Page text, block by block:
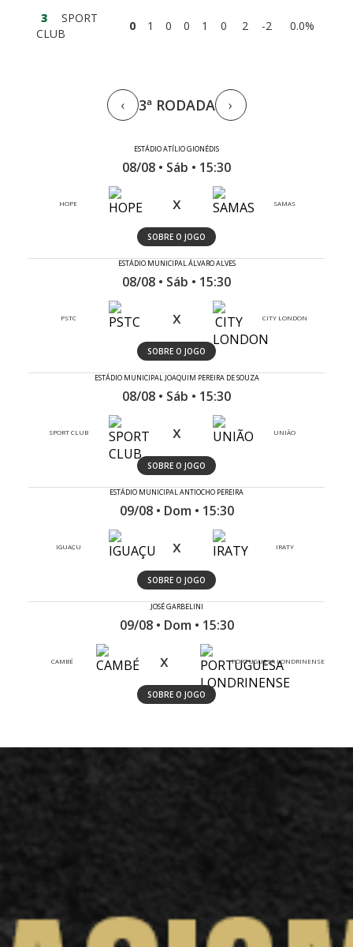
3
SPORT
CLUB
0 1 0 0 1 0 2 -2 0.0%
‹ 3ª RODADA ›
ESTÁDIO ATÍLIO GIONÉDIS
08/08 • Sáb • 15:30
HOPE x SAMAS
SOBRE O JOGO
ESTÁDIO MUNICIPAL ÁLVARO ALVES
08/08 • Sáb • 15:30
PSTC x CITY LONDON
SOBRE O JOGO
ESTÁDIO MUNICIPAL JOAQUIM PEREIRA DE SOUZA
08/08 • Sáb • 15:30
SPORT CLUB x UNIÃO
SOBRE O JOGO
ESTÁDIO MUNICIPAL ANTIOCHO PEREIRA
09/08 • Dom • 15:30
IGUAÇU x IRATY
SOBRE O JOGO
JOSÉ GARBELINI
09/08 • Dom • 15:30
CAMBÉ x PORTUGUESA LONDRINENSE
SOBRE O JOGO